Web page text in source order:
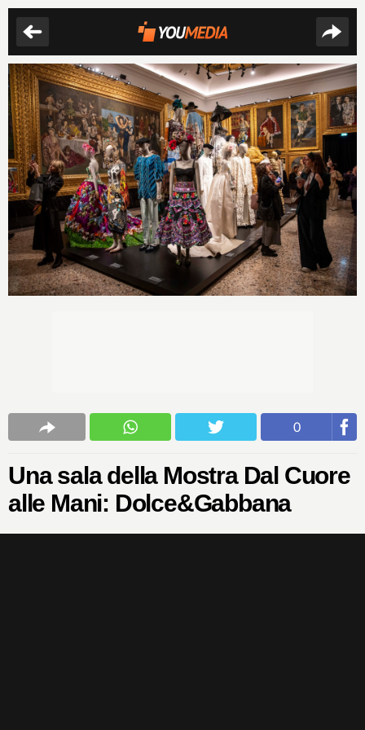
0
Una sala della Mostra Dal Cuore
alle Mani: Dolce&Gabbana